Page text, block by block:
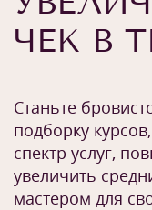
ЧЕК В
Станьте
подборку
спектр услуг,
увеличить
мастером для